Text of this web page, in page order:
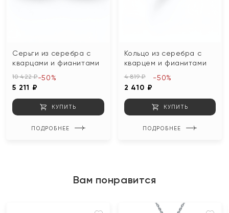
Серьги из серебра с
кварцами и фианитами
10 422 ₽
5 211 ₽
-50%
КУПИТЬ
ПОДРОБНЕЕ
Кольцо из серебра с
кварцем и фианитами
4 819 ₽
2 410 ₽
-50%
КУПИТЬ
ПОДРОБНЕЕ
Вам понравится